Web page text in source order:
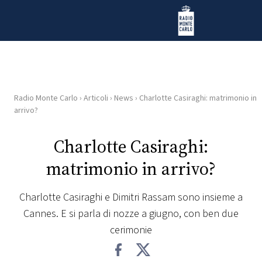
Radio Monte Carlo
HOME
PLAYLIST
Radio Monte Carlo › Articoli › News › Charlotte Casiraghi: matrimonio in
arrivo?
Charlotte Casiraghi:
matrimonio in arrivo?
Charlotte Casiraghi e Dimitri Rassam sono insieme a
Cannes. E si parla di nozze a giugno, con ben due
cerimonie